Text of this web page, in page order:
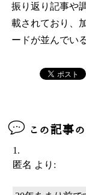
振り返り記事や
載されており、
ードが並んでい
この記事の
匿名 より: